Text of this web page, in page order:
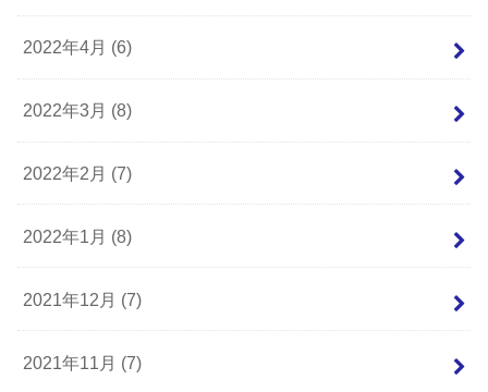
2022年4月 (6)
2022年3月 (8)
2022年2月 (7)
2022年1月 (8)
2021年12月 (7)
2021年11月 (7)